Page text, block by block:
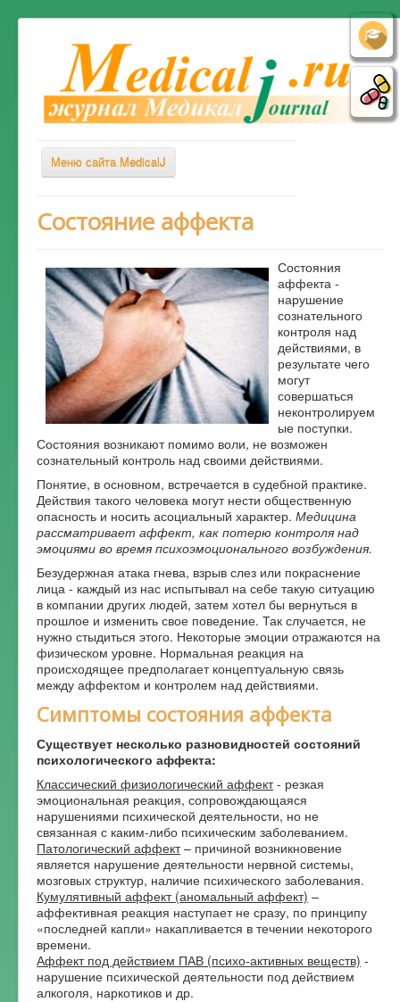
Меню сайта MedicalJ
Весь Медикал
Заболевания
Диагностика
Лечение
Советы врача
Альтернативная медицина
Форум
Состояние аффекта
Состояния
аффекта -
нарушение
сознательного
контроля над
действиями, в
результате чего
могут
совершаться
неконтролируем
ые поступки.
Состояния возникают помимо воли, не возможен
сознательный контроль над своими действиями.
Понятие, в основном, встречается в судебной практике.
Действия такого человека могут нести общественную
опасность и носить асоциальный характер. Медицина
рассматривает аффект, как потерю контроля над
эмоциями во время психоэмоционального возбуждения.
Безудержная атака гнева, взрыв слез или покраснение
лица - каждый из нас испытывал на себе такую ситуацию
в компании других людей, затем хотел бы вернуться в
прошлое и изменить свое поведение. Так случается, не
нужно стыдиться этого. Некоторые эмоции отражаются на
физическом уровне. Нормальная реакция на
происходящее предполагает концептуальную связь
между аффектом и контролем над действиями.
Симптомы состояния аффекта
Существует несколько разновидностей состояний
психологического аффекта:
Классический физиологический аффект- резкая
эмоциональная реакция, сопровождающаяся
нарушениями психической деятельности, но не
связанная с каким-либо психическим заболеванием.
Патологический аффект– причиной возникновение
является нарушение деятельности нервной системы,
мозговых структур, наличие психического заболевания.
Кумулятивный аффект (аномальный аффект) –
аффективная реакция наступает не сразу, по принципу
«последней капли» накапливается в течении некоторого
времени.
Аффект под действием ПАВ (психо-активных веществ) -
нарушение психической деятельности под действием
алкоголя, наркотиков и др.